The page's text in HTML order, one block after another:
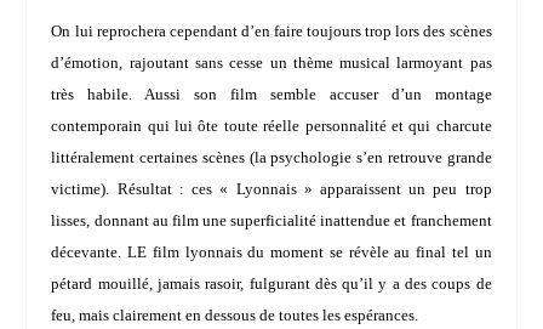
On lui reprochera cependant d’en faire toujours trop lors des scènes
d’émotion, rajoutant sans cesse un thème musical larmoyant pas
très habile. Aussi son film semble accuser d’un montage
contemporain qui lui ôte toute réelle personnalité et qui charcute
littéralement certaines scènes (la psychologie s’en retrouve grande
victime). Résultat : ces « Lyonnais » apparaissent un peu trop
lisses, donnant au film une superficialité inattendue et franchement
décevante. LE film lyonnais du moment se révèle au final tel un
pétard mouillé, jamais rasoir, fulgurant dès qu’il y a des coups de
feu, mais clairement en dessous de toutes les espérances.